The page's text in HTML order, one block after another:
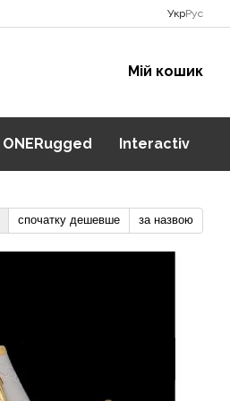
УкрРус
Мій кошик
ONERugged Interactiv
спочатку дешевше за назвою